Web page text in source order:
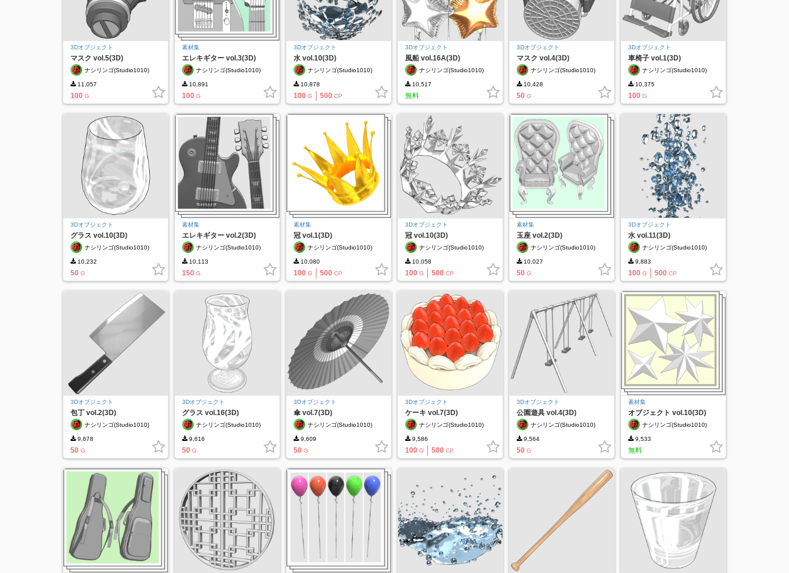
3Dオブジェクト
マスク vol.5(3D)
ナシリンゴ(Studio1010)
11,057
100 G
素材集
エレキギター vol.3(3D)
ナシリンゴ(Studio1010)
10,891
100 G
3Dオブジェクト
水 vol.10(3D)
ナシリンゴ(Studio1010)
10,878
100 G 500 CP
3Dオブジェクト
風船 vol.16A(3D)
ナシリンゴ(Studio1010)
10,517
無料
3Dオブジェクト
マスク vol.4(3D)
ナシリンゴ(Studio1010)
10,428
50 G
3Dオブジェクト
車椅子 vol.1(3D)
ナシリンゴ(Studio1010)
10,375
100 G
3Dオブジェクト
グラス vol.10(3D)
ナシリンゴ(Studio1010)
10,232
50 G
素材集
エレキギター vol.2(3D)
ナシリンゴ(Studio1010)
10,113
150 G
素材集
冠 vol.1(3D)
ナシリンゴ(Studio1010)
10,080
100 G 500 CP
3Dオブジェクト
冠 vol.10(3D)
ナシリンゴ(Studio1010)
10,058
100 G 500 CP
素材集
玉座 vol.2(3D)
ナシリンゴ(Studio1010)
10,027
50 G
3Dオブジェクト
水 vol.11(3D)
ナシリンゴ(Studio1010)
9,883
100 G 500 CP
3Dオブジェクト
包丁 vol.2(3D)
ナシリンゴ(Studio1010)
9,678
50 G
3Dオブジェクト
グラス vol.16(3D)
ナシリンゴ(Studio1010)
9,616
50 G
3Dオブジェクト
傘 vol.7(3D)
ナシリンゴ(Studio1010)
9,609
50 G
3Dオブジェクト
ケーキ vol.7(3D)
ナシリンゴ(Studio1010)
9,586
100 G 500 CP
3Dオブジェクト
公園遊具 vol.4(3D)
ナシリンゴ(Studio1010)
9,564
50 G
素材集
オブジェクト vol.10(3D)
ナシリンゴ(Studio1010)
9,533
無料